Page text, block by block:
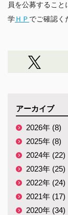
員を公募するこ
学ＨＰ
アーカイブ
2026年 (8)
2025年 (8)
2024年 (22)
2023年 (25)
2022年 (24)
2021年 (17)
2020年 (34)